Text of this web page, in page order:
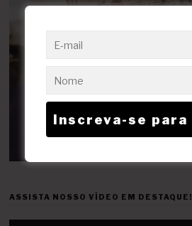
ASSISTA NOSSO VÍDEO EM DESTAQUE!